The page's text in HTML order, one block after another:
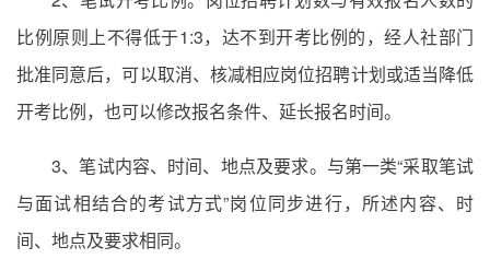
比例原则上不得低于1:3，达不到开考比例的，经人社部门
批准同意后，可以取消、核减相应岗位招聘计划或适当降低
开考比例，也可以修改报名条件、延长报名时间。
3、笔试内容、时间、地点及要求。与第一类“采取笔试
与面试相结合的考试方式”岗位同步进行，所述内容、时
间、地点及要求相同。